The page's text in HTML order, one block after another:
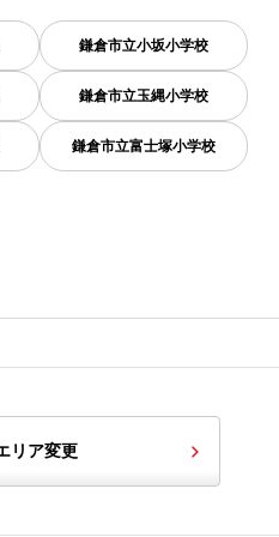
鎌倉市立小坂小学校
鎌倉市立玉縄小学校
鎌倉市立富士塚小学校
リア変更